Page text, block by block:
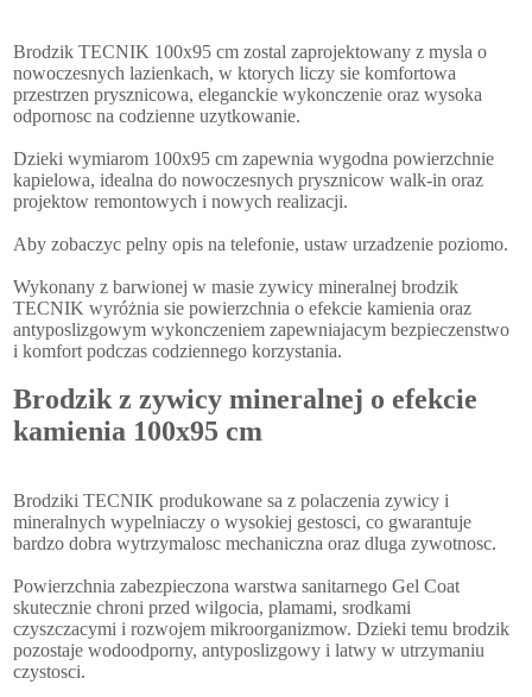
Brodzik TECNIK 100x95 cm zostal zaprojektowany z mysla o
nowoczesnych lazienkach, w ktorych liczy sie komfortowa
przestrzen prysznicowa, eleganckie wykonczenie oraz wysoka
odpornosc na codzienne uzytkowanie.
Dzieki wymiarom 100x95 cm zapewnia wygodna powierzchnie
kapielowa, idealna do nowoczesnych prysznicow walk-in oraz
projektow remontowych i nowych realizacji.
Aby zobaczyc pelny opis na telefonie, ustaw urzadzenie poziomo.
Wykonany z barwionej w masie zywicy mineralnej brodzik
TECNIK wyróżnia sie powierzchnia o efekcie kamienia oraz
antyposlizgowym wykonczeniem zapewniajacym bezpieczenstwo
i komfort podczas codziennego korzystania.
Brodzik z zywicy mineralnej o efekcie
kamienia 100x95 cm
Brodziki TECNIK produkowane sa z polaczenia zywicy i
mineralnych wypelniaczy o wysokiej gestosci, co gwarantuje
bardzo dobra wytrzymalosc mechaniczna oraz dluga zywotnosc.
Powierzchnia zabezpieczona warstwa sanitarnego Gel Coat
skutecznie chroni przed wilgocia, plamami, srodkami
czyszczacymi i rozwojem mikroorganizmow. Dzieki temu brodzik
pozostaje wodoodporny, antyposlizgowy i latwy w utrzymaniu
czystosci.